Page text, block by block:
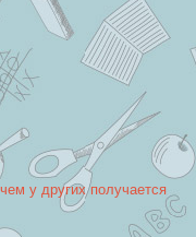
у других получается